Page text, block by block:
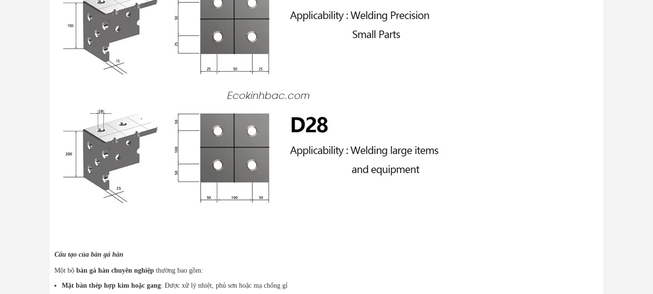
Cấu tạo của bàn gá hàn
Một bộ bàn gá hàn chuyên nghiệp thường bao gồm:
Mặt bàn thép hợp kim hoặc gang: Được xử lý nhiệt, phủ sơn hoặc mạ chống gỉ